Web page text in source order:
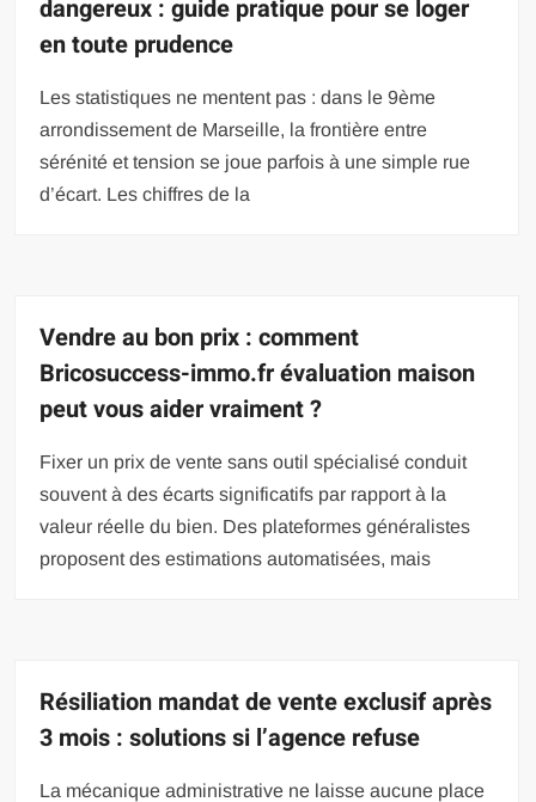
dangereux : guide pratique pour se loger
en toute prudence
Les statistiques ne mentent pas : dans le 9ème
arrondissement de Marseille, la frontière entre
sérénité et tension se joue parfois à une simple rue
d’écart. Les chiffres de la
Vendre au bon prix : comment
Bricosuccess-immo.fr évaluation maison
peut vous aider vraiment ?
Fixer un prix de vente sans outil spécialisé conduit
souvent à des écarts significatifs par rapport à la
valeur réelle du bien. Des plateformes généralistes
proposent des estimations automatisées, mais
Résiliation mandat de vente exclusif après
3 mois : solutions si l’agence refuse
La mécanique administrative ne laisse aucune place